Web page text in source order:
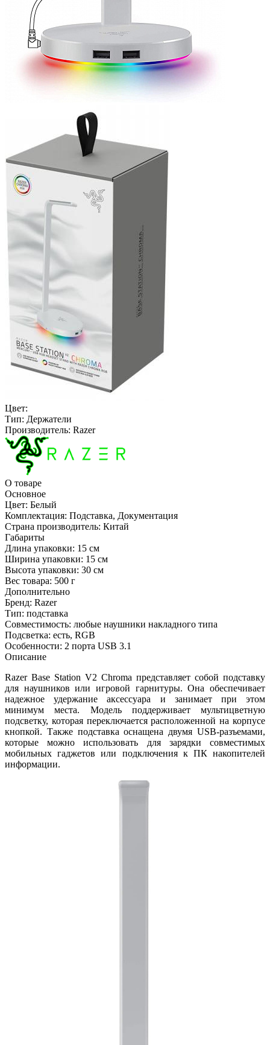
Цвет:
Тип: Держатели
Производитель: Razer
О товаре
Основное
Цвет: Белый
Комплектация: Подставка, Документация
Страна производитель: Китай
Габариты
Длина упаковки: 15 см
Ширина упаковки: 15 см
Высота упаковки: 30 см
Вес товара: 500 г
Дополнительно
Бренд: Razer
Тип: подставка
Совместимость: любые наушники накладного типа
Подсветка: есть, RGB
Особенности: 2 порта USB 3.1
Описание
Razer Base Station V2 Chroma представляет собой подставку
для наушников или игровой гарнитуры. Она обеспечивает
надежное удержание аксессуара и занимает при этом
минимум места. Модель поддерживает мультицветную
подсветку, которая переключается расположенной на корпусе
кнопкой. Также подставка оснащена двумя USB-разъемами,
которые можно использовать для зарядки совместимых
мобильных гаджетов или подключения к ПК накопителей
информации.